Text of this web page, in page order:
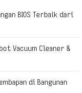
BIOS Terbaik dari
Vacuum Cleaner &
di Bangunan